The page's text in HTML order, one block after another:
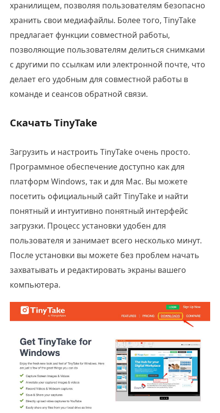
хранилищем, позволяя пользователям безопасно
хранить свои медиафайлы. Более того, TinyTake
предлагает функции совместной работы,
позволяющие пользователям делиться снимками
с другими по ссылкам или электронной почте, что
делает его удобным для совместной работы в
команде и сеансов обратной связи.
Скачать TinyTake
Загрузить и настроить TinyTake очень просто.
Программное обеспечение доступно как для
платформ Windows, так и для Mac. Вы можете
посетить официальный сайт TinyTake и найти
понятный и интуитивно понятный интерфейс
загрузки. Процесс установки удобен для
пользователя и занимает всего несколько минут.
После установки вы можете без проблем начать
захватывать и редактировать экраны вашего
компьютера.